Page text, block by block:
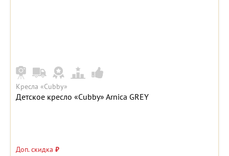
Кресла «Cubby»
Детское кресло «Cubby» Arnica GREY
Доп. скидка ₽